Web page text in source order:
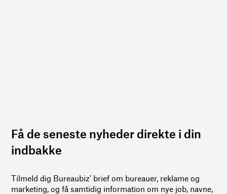
Få de seneste nyheder direkte i din
indbakke
Tilmeld dig Bureaubiz’ brief om bureauer, reklame og
marketing, og få samtidig information om nye job, navne,